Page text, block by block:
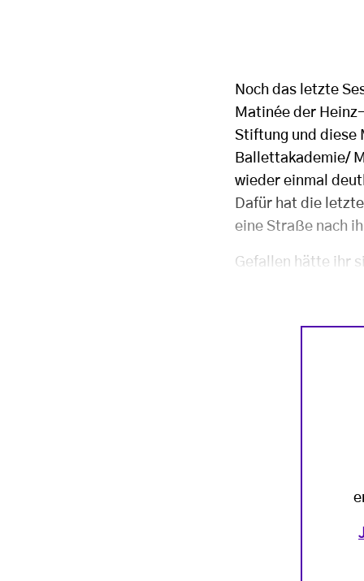
Noch das letzte
Matinée der
Stiftung und diese
Ballettakademie/
wieder einmal
Dafür hat die
eine Straße nach
Gefallen hätte ihr